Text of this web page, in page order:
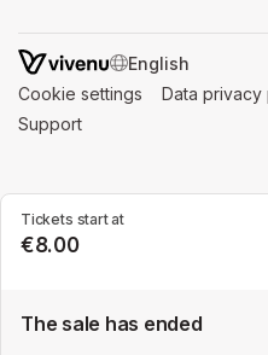
Tickets start at
€8.00
The sale has ended
SWITCH
Cookie settings (opens in a
Data privacy
Support